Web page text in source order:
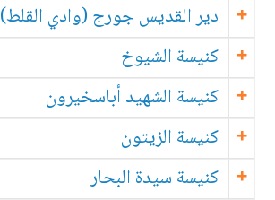
دير القديس جورج (وادي القلط)
كنيسة الشيوخ
كنيسة الشهيد أباسخيرون
كنيسة الزيتون
كنيسة سيدة البحار